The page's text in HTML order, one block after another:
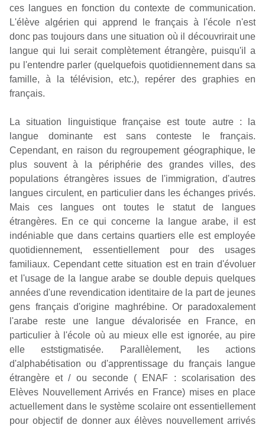
ces langues en fonction du contexte de communication.
L'élève algérien qui apprend le français à l'école n'est
donc pas toujours dans une situation où il découvrirait une
langue qui lui serait complètement étrangère, puisqu'il a
pu l'entendre parler (quelquefois quotidiennement dans sa
famille, à la télévision, etc.), repérer des graphies en
français.
La situation linguistique française est toute autre : la
langue dominante est sans conteste le français.
Cependant, en raison du regroupement géographique, le
plus souvent à la périphérie des grandes villes, des
populations étrangères issues de l'immigration, d'autres
langues circulent, en particulier dans les échanges privés.
Mais ces langues ont toutes le statut de langues
étrangères. En ce qui concerne la langue arabe, il est
indéniable que dans certains quartiers elle est employée
quotidiennement, essentiellement pour des usages
familiaux. Cependant cette situation est en train d'évoluer
et l'usage de la langue arabe se double depuis quelques
années d'une revendication identitaire de la part de jeunes
gens français d'origine maghrébine. Or paradoxalement
l'arabe reste une langue dévalorisée en France, en
particulier à l'école où au mieux elle est ignorée, au pire
elle eststigmatisée. Parallèlement, les actions
d'alphabétisation ou d'apprentissage du français langue
étrangère et / ou seconde ( ENAF : scolarisation des
Elèves Nouvellement Arrivés en France) mises en place
actuellement dans le système scolaire ont essentiellement
pour objectif de donner aux élèves nouvellement arrivés